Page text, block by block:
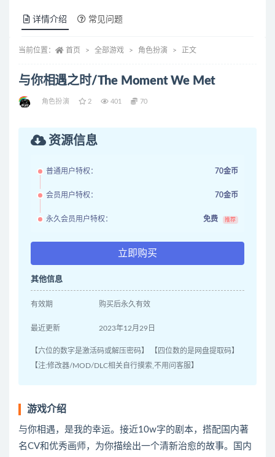
详情介绍 常见问题
当前位置： 首页 全部游戏 角色扮演 正文
与你相遇之时/The Moment We Met
角色扮演 2 401 70
资源信息
普通用户特权： 70金币
会员用户特权： 70金币
永久会员用户特权： 免费 推荐
立即购买
其他信息
有效期 购买后永久有效
最近更新 2023年12月29日
【六位的数字是激活码或解压密码】 【四位数的是网盘提取码】
【注:修改器/MOD/DLC相关自行摸索,不用问客服】
游戏介绍
与你相遇，是我的幸运。接近10w字的剧本，搭配国内著
名CV和优秀画师，为你描绘出一个清新治愈的故事。国内